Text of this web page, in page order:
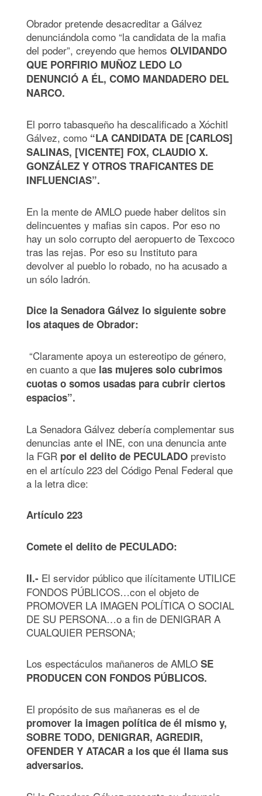
Obrador pretende desacreditar a Gálvez
denunciándola como “la candidata de la mafia
del poder”, creyendo que hemos OLVIDANDO
QUE PORFIRIO MUÑOZ LEDO LO
DENUNCIÓ A ÉL, COMO MANDADERO DEL
NARCO.
El porro tabasqueño ha descalificado a Xóchitl
Gálvez, como “LA CANDIDATA DE [CARLOS]
SALINAS, [VICENTE] FOX, CLAUDIO X.
GONZÁLEZ Y OTROS TRAFICANTES DE
INFLUENCIAS”.
En la mente de AMLO puede haber delitos sin
delincuentes y mafias sin capos. Por eso no
hay un solo corrupto del aeropuerto de Texcoco
tras las rejas. Por eso su Instituto para
devolver al pueblo lo robado, no ha acusado a
un sólo ladrón.
Dice la Senadora Gálvez lo siguiente sobre
los ataques de Obrador:
“Claramente apoya un estereotipo de género,
en cuanto a que las mujeres solo cubrimos
cuotas o somos usadas para cubrir ciertos
espacios”.
La Senadora Gálvez debería complementar sus
denuncias ante el INE, con una denuncia ante
la FGR por el delito de PECULADO previsto
en el artículo 223 del Código Penal Federal que
a la letra dice:
Artículo 223
Comete el delito de PECULADO:
II.- El servidor público que ilícitamente UTILICE
FONDOS PÚBLICOS…con el objeto de
PROMOVER LA IMAGEN POLÍTICA O SOCIAL
DE SU PERSONA…o a fin de DENIGRAR A
CUALQUIER PERSONA;
Los espectáculos mañaneros de AMLO SE
PRODUCEN CON FONDOS PÚBLICOS.
El propósito de sus mañaneras es el de
promover la imagen política de él mismo y,
SOBRE TODO, DENIGRAR, AGREDIR,
OFENDER Y ATACAR a los que él llama sus
adversarios.